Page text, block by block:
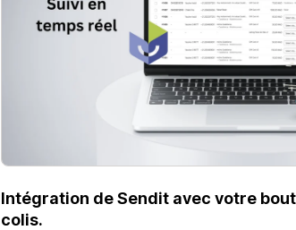
Intégration de Sendit avec votre
colis.